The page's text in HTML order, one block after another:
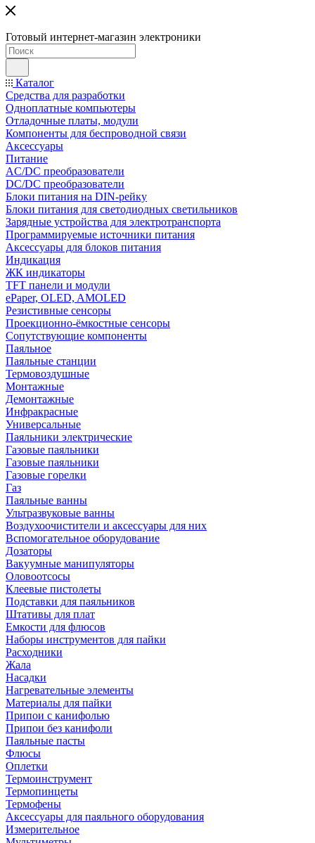
Готовый интернет-магазин электроники
Каталог
Средства для разработки
Одноплатные компьютеры
Отладочные платы, модули
Компоненты для беспроводной связи
Аксессуары
Питание
AC/DC преобразователи
DC/DC преобразователи
Блоки питания на DIN-рейку
Блоки питания для светодиодных светильников
Зарядные устройства для электротранспорта
Программируемые источники питания
Аксессуары для блоков питания
Индикация
ЖК индикаторы
TFT панели и модули
ePaper, OLED, AMOLED
Резистивные сенсоры
Проекционно-ёмкостные сенсоры
Сопутствующие компоненты
Паяльное
Паяльные станции
Термовоздушные
Монтажные
Демонтажные
Инфракрасные
Универсальные
Паяльники электрические
Газовые паяльники
Газовые паяльники
Газовые горелки
Газ
Паяльные ванны
Ультразвуковые ванны
Воздухоочистители и аксессуары для них
Вспомогательное оборудование
Дозаторы
Вакуумные манипуляторы
Оловоотсосы
Клеевые пистолеты
Подставки для паяльников
Штативы для плат
Емкости для флюсов
Наборы инструментов для пайки
Расходники
Жала
Насадки
Нагревательные элементы
Материалы для пайки
Припои с канифолью
Припои без канифоли
Паяльные пасты
Флюсы
Оплетки
Термоинструмент
Термопинцеты
Термофены
Аксессуары для паяльного оборудования
Измерительное